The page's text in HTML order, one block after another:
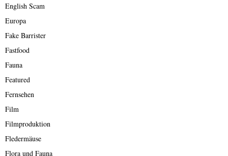
English Scam
Europa
Fake Barrister
Fastfood
Fauna
Featured
Fernsehen
Film
Filmproduktion
Fledermäuse
Flora und Fauna